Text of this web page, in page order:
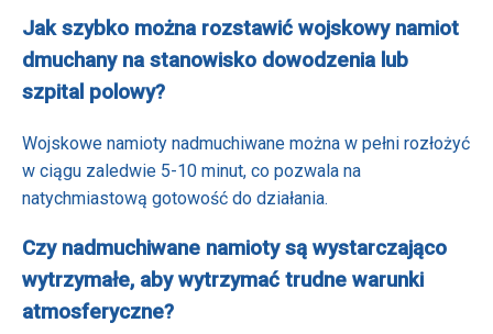
Jak szybko można rozstawić wojskowy namiot
dmuchany na stanowisko dowodzenia lub
szpital polowy?
Wojskowe namioty nadmuchiwane można w pełni rozłożyć
w ciągu zaledwie 5-10 minut, co pozwala na
natychmiastową gotowość do działania.
Czy nadmuchiwane namioty są wystarczająco
wytrzymałe, aby wytrzymać trudne warunki
atmosferyczne?